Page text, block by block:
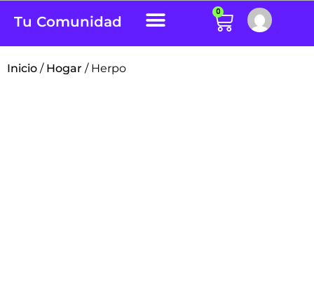
Tu Comunidad
0
Inicio / Hogar / Herpo